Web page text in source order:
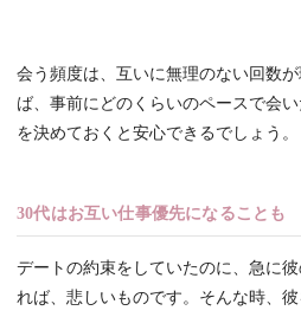
会う頻度は、互いに無理のない回数
ば、事前にどのくらいのペースで会
を決めておくと安心できるでしょう。
30代はお互い仕事優先になることも
デートの約束をしていたのに、急に
れば、悲しいものです。そんな時、